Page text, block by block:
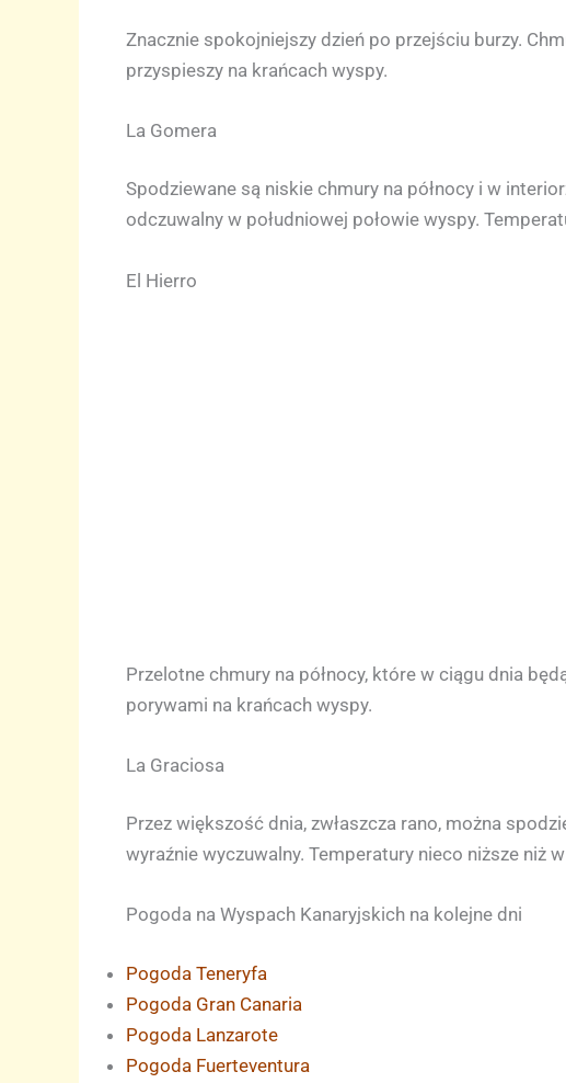
Znacznie spokojniejszy dzień po przejściu burzy.
przyspieszy na krańcach wyspy.
La Gomera
Spodziewane są niskie chmury na północy i w
odczuwalny w południowej połowie wyspy.
El Hierro
Przelotne chmury na północy, które w ciągu dnia
porywami na krańcach wyspy.
La Graciosa
Przez większość dnia, zwłaszcza rano, można
wyraźnie wyczuwalny. Temperatury nieco niższe niż
Pogoda na Wyspach Kanaryjskich na kolejne dni
Pogoda Teneryfa
Pogoda Gran Canaria
Pogoda Lanzarote
Pogoda Fuerteventura